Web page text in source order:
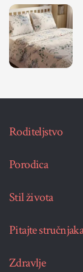
Roditeljstvo
Porodica
Stil života
Pitajte
Zdravlje